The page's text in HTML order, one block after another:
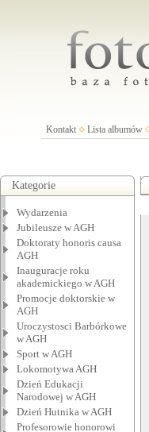
Kontakt Lista albumów
Kategorie
Wydarzenia
Jubileusze w AGH
Doktoraty honoris causa
AGH
Inauguracje roku
akademickiego w AGH
Promocje doktorskie w
AGH
Uroczystosci Barbórkowe
w AGH
Sport w AGH
Lokomotywa AGH
Dzień Edukacji
Narodowej w AGH
Dzień Hutnika w AGH
Profesorowie honorowi